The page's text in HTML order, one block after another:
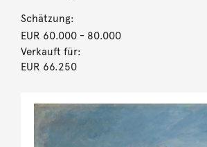
Schätzung:
EUR 60.000- 80.000
Verkauft für:
EUR 66.250